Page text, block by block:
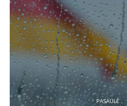
PASAULĒ